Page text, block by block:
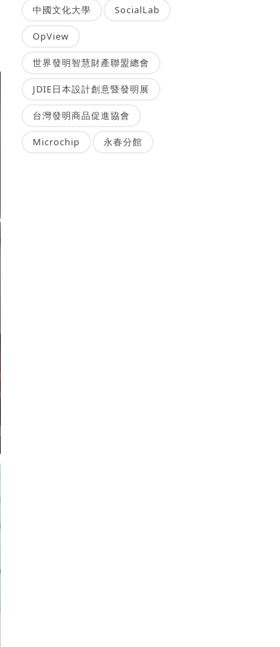
中國文化大學 SocialLab
OpView
世界發明智慧財產聯盟總會
JDIE日本設計創意暨發明展
台灣發明商品促進協會
Microchip 永春分館